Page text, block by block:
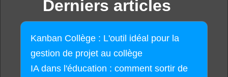
Derniers articles
Kanban Collège : L'outil idéal pour la
gestion de projet au collège
IA dans l'éducation : comment sortir de